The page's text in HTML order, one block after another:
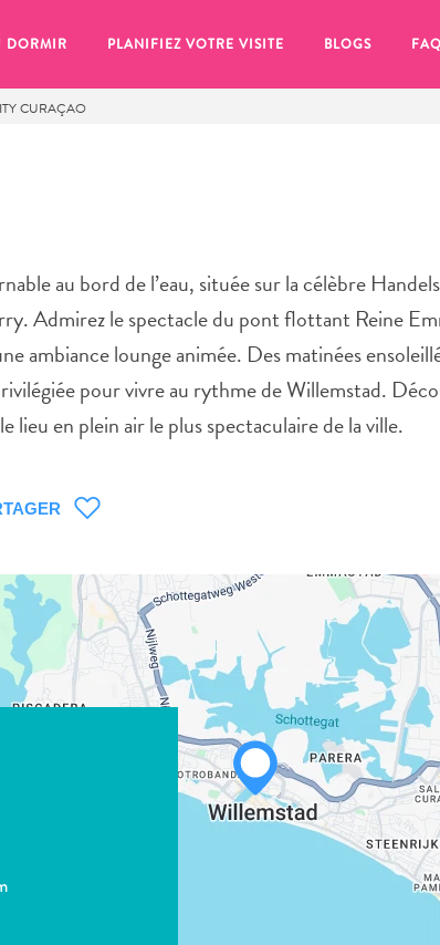
DORMIR PLANIFIEZ VOTRE VISITE BLOGS
CURAÇAO
au bord de l’eau, située sur la célèbre
Admirez le spectacle du pont flottant Reine
ambiance lounge animée. Des matinées
pour vivre au rythme de Willemstad.
lieu en plein air le plus spectaculaire de la ville.